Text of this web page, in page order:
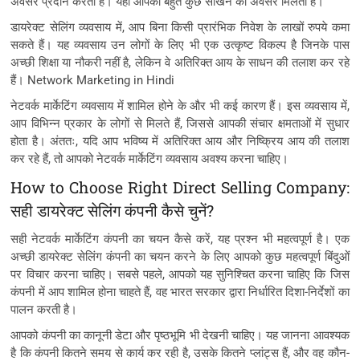
डायरेक्ट सेलिंग व्यवसाय में, आप बिना किसी प्रारंभिक निवेश के लाखों रुपये कमा
सकते हैं। यह व्यवसाय उन लोगों के लिए भी एक उत्कृष्ट विकल्प है जिनके पास
अच्छी शिक्षा या नौकरी नहीं है, लेकिन वे अतिरिक्त आय के साधन की तलाश कर रहे
हैं। Network Marketing in Hindi
नेटवर्क मार्केटिंग व्यवसाय में शामिल होने के और भी कई कारण हैं। इस व्यवसाय में,
आप विभिन्न प्रकार के लोगों से मिलते हैं, जिससे आपकी संचार क्षमताओं में सुधार
होता है। अंततः, यदि आप भविष्य में अतिरिक्त आय और निष्क्रिय आय की तलाश
कर रहे हैं, तो आपको नेटवर्क मार्केटिंग व्यवसाय अवश्य करना चाहिए।
How to Choose Right Direct Selling Company:
सही डायरेक्ट सेलिंग कंपनी कैसे चुनें?
सही नेटवर्क मार्केटिंग कंपनी का चयन कैसे करें, यह प्रश्न भी महत्वपूर्ण है। एक
अच्छी डायरेक्ट सेलिंग कंपनी का चयन करने के लिए आपको कुछ महत्वपूर्ण बिंदुओं
पर विचार करना चाहिए। सबसे पहले, आपको यह सुनिश्चित करना चाहिए कि जिस
कंपनी में आप शामिल होना चाहते हैं, वह भारत सरकार द्वारा निर्धारित दिशा-निर्देशों का
पालन करती है।
आपको कंपनी का कानूनी डेटा और पृष्ठभूमि भी देखनी चाहिए। यह जानना आवश्यक
है कि कंपनी कितने समय से कार्य कर रही है, उसके कितने प्लांट्स हैं, और वह कौन-